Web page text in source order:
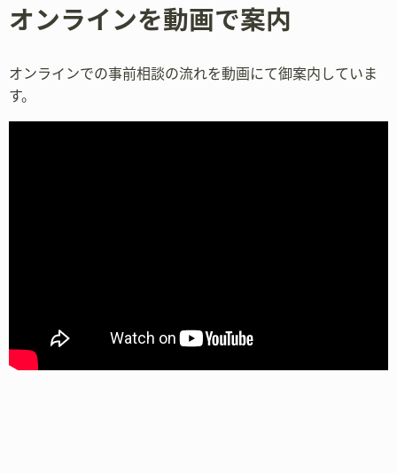
オンラインを動画で案内
オンラインでの事前相談の流れを動画にて御案内していま
す。